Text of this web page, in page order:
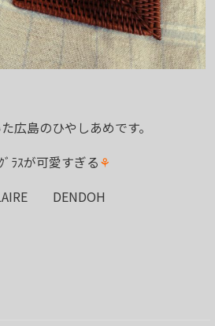
広島のひやしあめです。
ﾞﾗｽが可愛すぎる⚘
DENDOH